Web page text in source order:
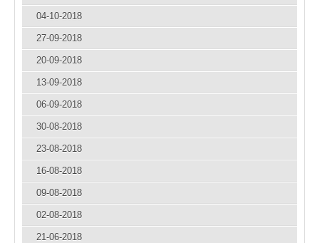
04-10-2018
27-09-2018
20-09-2018
13-09-2018
06-09-2018
30-08-2018
23-08-2018
16-08-2018
09-08-2018
02-08-2018
21-06-2018